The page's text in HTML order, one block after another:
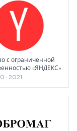
с ограниченной
«ЯНДЕКС»
· 2021